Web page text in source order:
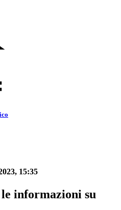
15:35
informazioni su